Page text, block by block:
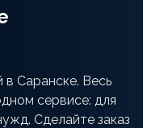
Саранске. Весь
сервисе: для
Сделайте заказ